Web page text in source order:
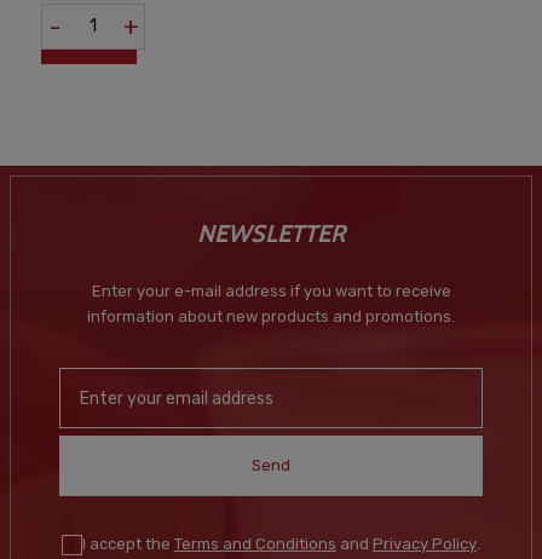
- +
NEWSLETTER
Enter your e-mail address if you want to receive
information about new products and promotions.
Send
I accept the Terms and Conditions and Privacy Policy.